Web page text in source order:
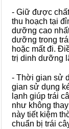
- Giữ được
thu hoạch tại
dưỡng cao
dưỡng trong
hoặc mất đi.
trị dinh dưỡng
- Thời gian sử
gian sử dụng
lạnh giúp trái
như không
này tiết kiệm
chuẩn bị trái